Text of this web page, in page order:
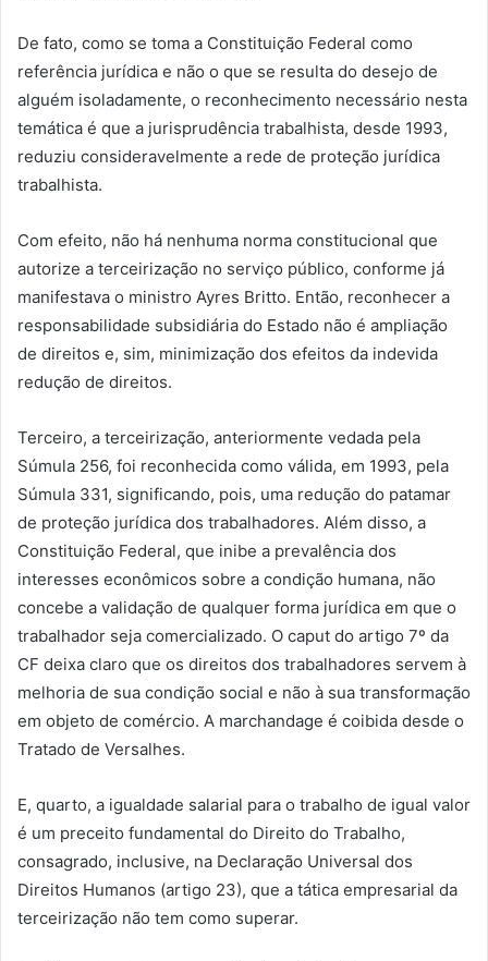
De fato, como se toma a Constituição Federal como
referência jurídica e não o que se resulta do desejo de
alguém isoladamente, o reconhecimento necessário nesta
temática é que a jurisprudência trabalhista, desde 1993,
reduziu consideravelmente a rede de proteção jurídica
trabalhista.
Com efeito, não há nenhuma norma constitucional que
autorize a terceirização no serviço público, conforme já
manifestava o ministro Ayres Britto. Então, reconhecer a
responsabilidade subsidiária do Estado não é ampliação
de direitos e, sim, minimização dos efeitos da indevida
redução de direitos.
Terceiro, a terceirização, anteriormente vedada pela
Súmula 256, foi reconhecida como válida, em 1993, pela
Súmula 331, significando, pois, uma redução do patamar
de proteção jurídica dos trabalhadores. Além disso, a
Constituição Federal, que inibe a prevalência dos
interesses econômicos sobre a condição humana, não
concebe a validação de qualquer forma jurídica em que o
trabalhador seja comercializado. O caput do artigo 7º da
CF deixa claro que os direitos dos trabalhadores servem à
melhoria de sua condição social e não à sua transformação
em objeto de comércio. A marchandage é coibida desde o
Tratado de Versalhes.
E, quarto, a igualdade salarial para o trabalho de igual valor
é um preceito fundamental do Direito do Trabalho,
consagrado, inclusive, na Declaração Universal dos
Direitos Humanos (artigo 23), que a tática empresarial da
terceirização não tem como superar.